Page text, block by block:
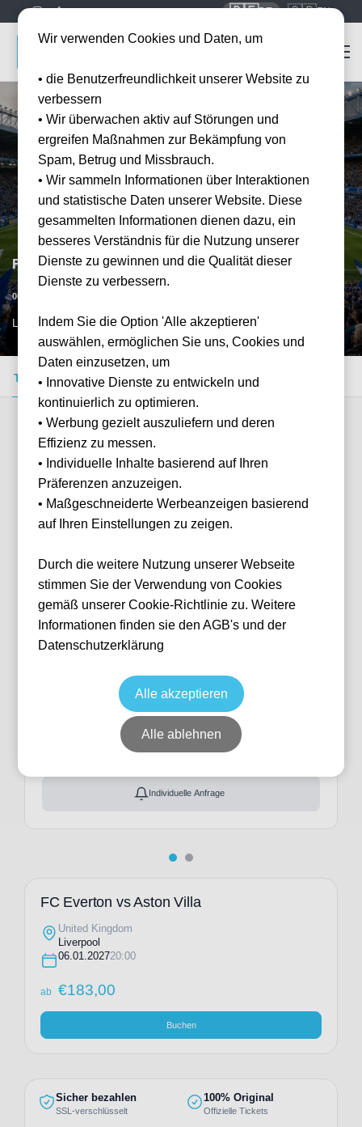
🇩🇪DE 🇬🇧EN
FC Everton vs Aston Villa
06.01.2027
LPL, GB
Tickets kaufen Event-Info FAQ
Verfügbare Kategorien (2)
Ticket Plus
20:00
10 verfügbar
Vereinigtes Königreich
Hill Dickinson Stadium
Ticket(s) + Hotel
Individuelle Anfrage
FC Everton vs Aston Villa
United Kingdom
Liverpool
06.01.202720:00
ab €183,00
Buchen
Sicher bezahlen
SSL-verschlüsselt
100% Original
Offizielle Tickets
Wir verwenden Cookies und Daten, um
• die Benutzerfreundlichkeit unserer Website zu
verbessern
• Wir überwachen aktiv auf Störungen und
ergreifen Maßnahmen zur Bekämpfung von
Spam, Betrug und Missbrauch.
• Wir sammeln Informationen über Interaktionen
und statistische Daten unserer Website. Diese
gesammelten Informationen dienen dazu, ein
besseres Verständnis für die Nutzung unserer
Dienste zu gewinnen und die Qualität dieser
Dienste zu verbessern.
Indem Sie die Option 'Alle akzeptieren'
auswählen, ermöglichen Sie uns, Cookies und
Daten einzusetzen, um
• Innovative Dienste zu entwickeln und
kontinuierlich zu optimieren.
• Werbung gezielt auszuliefern und deren
Effizienz zu messen.
• Individuelle Inhalte basierend auf Ihren
Präferenzen anzuzeigen.
• Maßgeschneiderte Werbeanzeigen basierend
auf Ihren Einstellungen zu zeigen.
Durch die weitere Nutzung unserer Webseite
stimmen Sie der Verwendung von Cookies
gemäß unserer Cookie-Richtlinie zu. Weitere
Informationen finden sie den AGB's und der
Datenschutzerklärung
Alle akzeptieren
Alle ablehnen